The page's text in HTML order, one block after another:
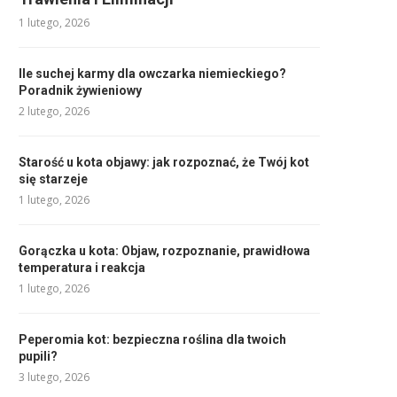
1 lutego, 2026
Ile suchej karmy dla owczarka niemieckiego?
Poradnik żywieniowy
2 lutego, 2026
Starość u kota objawy: jak rozpoznać, że Twój kot
się starzeje
1 lutego, 2026
Gorączka u kota: Objaw, rozpoznanie, prawidłowa
temperatura i reakcja
1 lutego, 2026
Peperomia kot: bezpieczna roślina dla twoich
pupili?
3 lutego, 2026